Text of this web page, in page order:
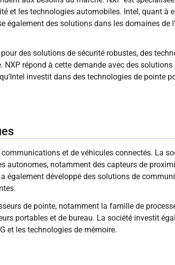
et les technologies automobiles. Intel, quant à
des solutions dans les domaines de
des solutions de sécurité robustes, des
répond à cette demande avec des solutions
investit dans des technologies de pointe
et de véhicules connectés. La
autonomes, notamment des capteurs de
également développé des solutions de
de pointe, notamment la famille de
portables et de bureau. La société investit
et les technologies de mémoire.